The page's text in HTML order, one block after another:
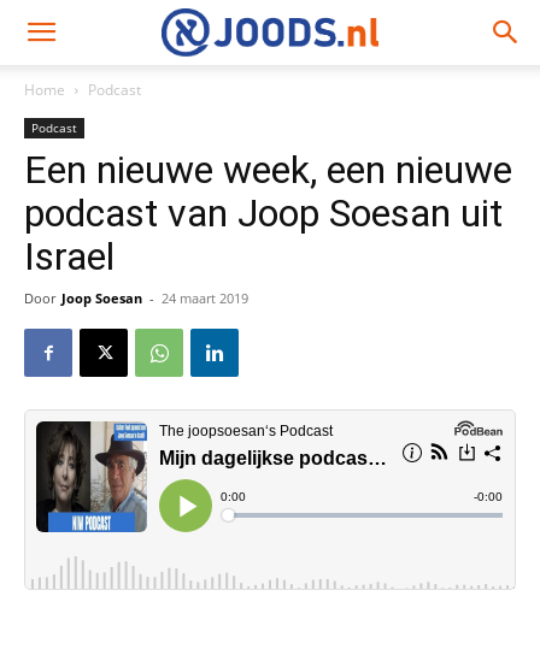
Home Podcast
Podcast
Een nieuwe week, een nieuwe
podcast van Joop Soesan uit
Israel
Door Joop Soesan - 24 maart 2019